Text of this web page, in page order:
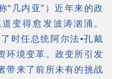
“几内亚”）近年来的政
变得愈发波涛汹涌。
时任总统阿尔法•孔戴
环境变革。政变所引发
带来了前所未有的挑战